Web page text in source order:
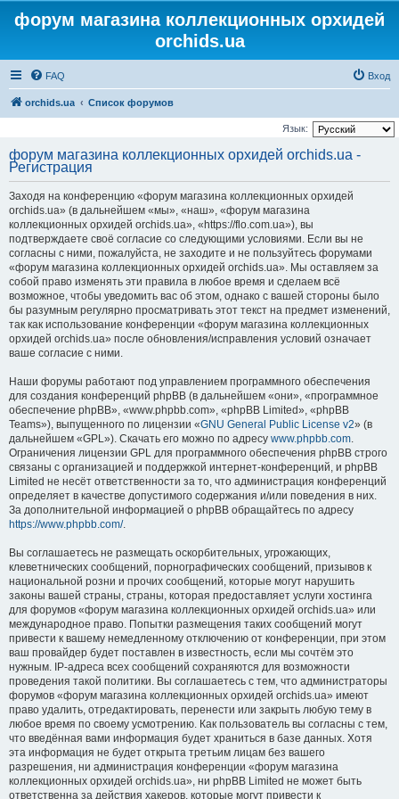
форум магазина коллекционных орхидей
orchids.ua
FAQ Вход
orchids.ua Список форумов
Язык:
форум магазина коллекционных орхидей orchids.ua -
Регистрация
Заходя на конференцию «форум магазина коллекционных орхидей
orchids.ua» (в дальнейшем «мы», «наш», «форум магазина
коллекционных орхидей orchids.ua», «https://flo.com.ua»), вы
подтверждаете своё согласие со следующими условиями. Если вы не
согласны с ними, пожалуйста, не заходите и не пользуйтесь форумами
«форум магазина коллекционных орхидей orchids.ua». Мы оставляем за
собой право изменять эти правила в любое время и сделаем всё
возможное, чтобы уведомить вас об этом, однако с вашей стороны было
бы разумным регулярно просматривать этот текст на предмет изменений,
так как использование конференции «форум магазина коллекционных
орхидей orchids.ua» после обновления/исправления условий означает
ваше согласие с ними.
Наши форумы работают под управлением программного обеспечения
для создания конференций phpBB (в дальнейшем «они», «программное
обеспечение phpBB», «www.phpbb.com», «phpBB Limited», «phpBB
Teams»), выпущенного по лицензии «GNU General Public License v2» (в
дальнейшем «GPL»). Скачать его можно по адресу www.phpbb.com.
Ограничения лицензии GPL для программного обеспечения phpBB строго
связаны с организацией и поддержкой интернет-конференций, и phpBB
Limited не несёт ответственности за то, что администрация конференций
определяет в качестве допустимого содержания и/или поведения в них.
За дополнительной информацией о phpBB обращайтесь по адресу
https://www.phpbb.com/.
Вы соглашаетесь не размещать оскорбительных, угрожающих,
клеветнических сообщений, порнографических сообщений, призывов к
национальной розни и прочих сообщений, которые могут нарушить
законы вашей страны, страны, которая предоставляет услуги хостинга
для форумов «форум магазина коллекционных орхидей orchids.ua» или
международное право. Попытки размещения таких сообщений могут
привести к вашему немедленному отключению от конференции, при этом
ваш провайдер будет поставлен в известность, если мы сочтём это
нужным. IP-адреса всех сообщений сохраняются для возможности
проведения такой политики. Вы соглашаетесь с тем, что администраторы
форумов «форум магазина коллекционных орхидей orchids.ua» имеют
право удалить, отредактировать, перенести или закрыть любую тему в
любое время по своему усмотрению. Как пользователь вы согласны с тем,
что введённая вами информация будет храниться в базе данных. Хотя
эта информация не будет открыта третьим лицам без вашего
разрешения, ни администрация конференции «форум магазина
коллекционных орхидей orchids.ua», ни phpBB Limited не может быть
ответственна за действия хакеров, которые могут привести к